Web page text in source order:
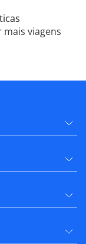
viagens